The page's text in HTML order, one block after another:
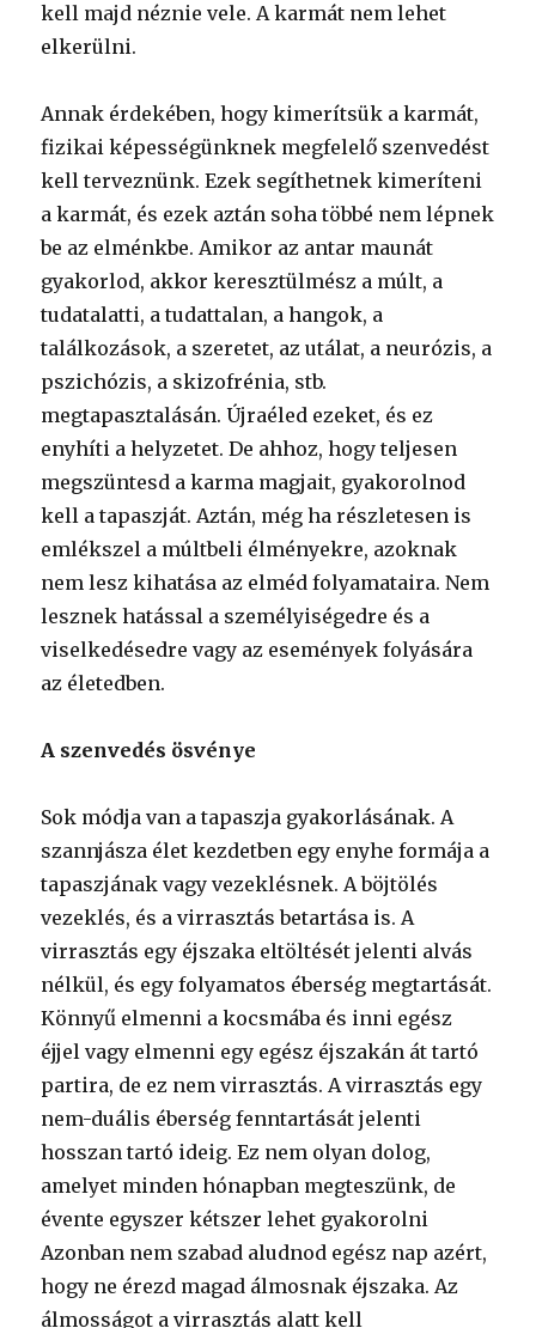
kell majd néznie vele. A karmát nem lehet
elkerülni.
Annak érdekében, hogy kimerítsük a karmát,
fizikai képességünknek megfelelő szenvedést
kell terveznünk. Ezek segíthetnek kimeríteni
a karmát, és ezek aztán soha többé nem lépnek
be az elménkbe. Amikor az antar maunát
gyakorlod, akkor keresztülmész a múlt, a
tudatalatti, a tudattalan, a hangok, a
találkozások, a szeretet, az utálat, a neurózis, a
pszichózis, a skizofrénia, stb.
megtapasztalásán. Újraéled ezeket, és ez
enyhíti a helyzetet. De ahhoz, hogy teljesen
megszüntesd a karma magjait, gyakorolnod
kell a tapaszját. Aztán, még ha részletesen is
emlékszel a múltbeli élményekre, azoknak
nem lesz kihatása az elméd folyamataira. Nem
lesznek hatással a személyiségedre és a
viselkedésedre vagy az események folyására
az életedben.
A szenvedés ösvénye
Sok módja van a tapaszja gyakorlásának. A
szannjásza élet kezdetben egy enyhe formája a
tapaszjának vagy vezeklésnek. A böjtölés
vezeklés, és a virrasztás betartása is. A
virrasztás egy éjszaka eltöltését jelenti alvás
nélkül, és egy folyamatos éberség megtartását.
Könnyű elmenni a kocsmába és inni egész
éjjel vagy elmenni egy egész éjszakán át tartó
partira, de ez nem virrasztás. A virrasztás egy
nem-duális éberség fenntartását jelenti
hosszan tartó ideig. Ez nem olyan dolog,
amelyet minden hónapban megteszünk, de
évente egyszer kétszer lehet gyakorolni
Azonban nem szabad aludnod egész nap azért,
hogy ne érezd magad álmosnak éjszaka. Az
álmosságot a virrasztás alatt kell